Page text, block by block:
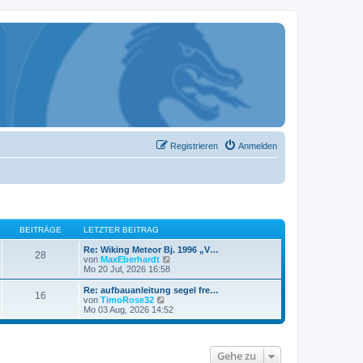
Anmelden
Registrieren
BEITRÄGE LETZTER BEITRAG
28
Re: Wiking Meteor Bj. 1996 „V…
von MaxEberhardt
u
e
t
r
Mo 20 Jul, 2026 16:58
16
Re: aufbauanleitung segel fre…
von TimoRose32
e
u
Mo 03 Aug, 2026 14:52
Gehe zu